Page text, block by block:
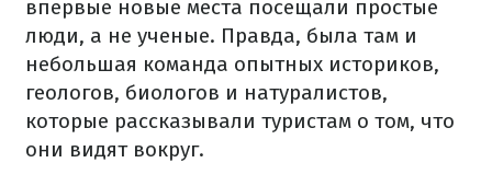
впервые новые места посещали простые
люди, а не ученые. Правда, была там и
небольшая команда опытных историков,
геологов, биологов и натуралистов,
которые рассказывали туристам о том, что
они видят вокруг.